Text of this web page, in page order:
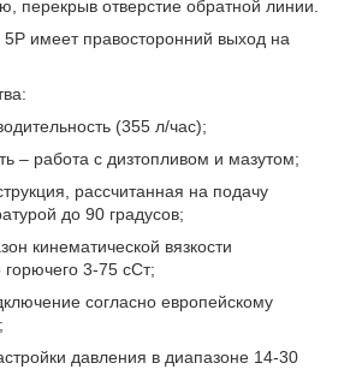
перекрыв отверстие обратной линии.
имеет правосторонний выход на
(355 л/час);
– работа с дизтопливом и мазутом;
рассчитанная на подачу
до 90 градусов;
кинематической вязкости
горючего 3-75 сСт;
согласно европейскому
давления в диапазоне 14-30